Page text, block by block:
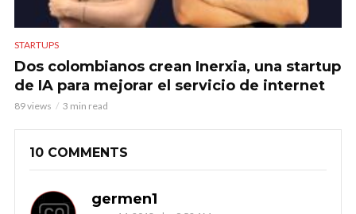
STARTUPS
Dos colombianos crean Inerxia, una startup
de IA para mejorar el servicio de internet
89 views 3 min read
10 COMMENTS
germen1